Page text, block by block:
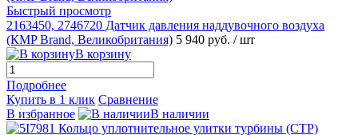
Быстрый просмотр
2163450, 2746720 Датчик давления наддувочного воздуха
(КMP Brand, Великобритания) 5 940 руб. / шт
В корзину
Подробнее
Купить в 1 клик Сравнение
В избранное
В наличии